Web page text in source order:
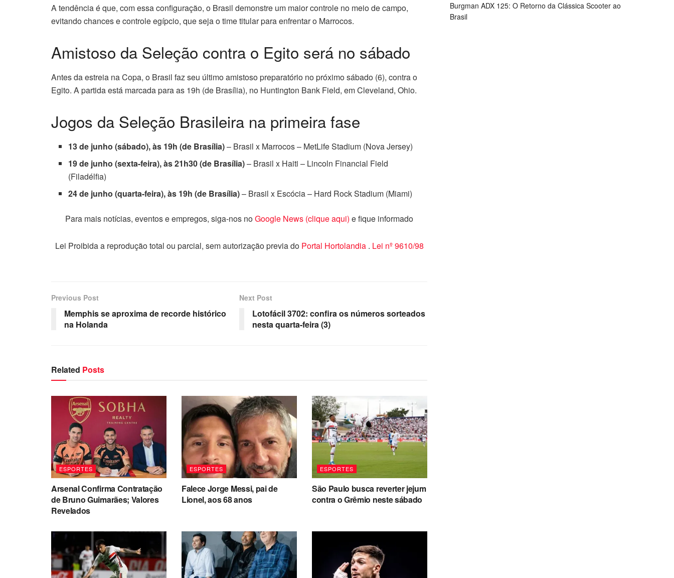
A tendência é que, com essa configuração, o Brasil demonstre um maior controle no meio de campo,
evitando chances e controle egípcio, que seja o time titular para enfrentar o Marrocos.
Amistoso da Seleção contra o Egito será no sábado
Antes da estreia na Copa, o Brasil faz seu último amistoso preparatório no próximo sábado (6), contra o
Egito. A partida está marcada para as 19h (de Brasília), no Huntington Bank Field, em Cleveland, Ohio.
Jogos da Seleção Brasileira na primeira fase
13 de junho (sábado), às 19h (de Brasília)– Brasil x Marrocos – MetLife Stadium (Nova Jersey)
19 de junho (sexta-feira), às 21h30 (de Brasília)– Brasil x Haiti – Lincoln Financial Field
(Filadélfia)
24 de junho (quarta-feira), às 19h (de Brasília)– Brasil x Escócia – Hard Rock Stadium (Miami)
Para mais notícias, eventos e empregos, siga-nos noGoogle News (clique aqui) e fique informado
Lei Proibida a reprodução total ou parcial, sem autorização previa do Portal Hortolandia . Lei nº 9610/98
Previous Post
Memphis se aproxima de recorde histórico
na Holanda
Next Post
Lotofácil 3702: confira os números sorteados
nesta quarta-feira (3)
Related Posts
ESPORTES
Arsenal Confirma Contratação
de Bruno Guimarães; Valores
Revelados
ESPORTES
Falece Jorge Messi, pai de
Lionel, aos 68 anos
ESPORTES
São Paulo busca reverter jejum
contra o Grêmio neste sábado
Burgman ADX 125: O Retorno da Clássica Scooter ao
Brasil